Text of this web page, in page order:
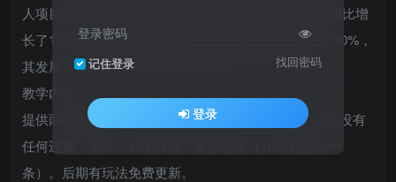
人项目仍然可以做，2025年抖音团购业务的交易总额同比增
长了120%，参与团购达人计划的创作者数量也增长了80%，
其发展潜力巨大。项目绿色长期稳定，可以一直做。
教学内容：
提供两种剪辑玩法，剪辑视频5-10分钟一条，目前测试没有
任何违规，另外一种半自动，极少违规（10条只提示一
条）。后期有玩法免费更新。
登录密码
记住登录 找回密码
登录